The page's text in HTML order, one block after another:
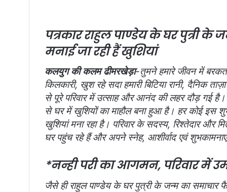
पत्रकार राहुल पाण्डेय के घर पुत्री
मनाई जा रही हैं खुशियां
कलयुग की कलम ढीमरखेड़ा-तुमने हमारे जीवन में
किलकारी, खुश रहे सदा हमारी बिटिया रानी, दैनिक
से पूरे परिवार में उत्साह और आनंद की लहर दौड़ गई
से घर में खुशियों का माहौल बना हुआ है। हर कोई
खुशियां मना रहा है। परिवार के सदस्य, रिश्तेदार और
घर पहुंच रहे हैं और अपने स्नेह, आशीर्वाद एवं
*नन्ही परी का आगमन, परिवार में
जैसे ही राहुल पाण्डेय के घर पुत्री के जन्म का समाचार